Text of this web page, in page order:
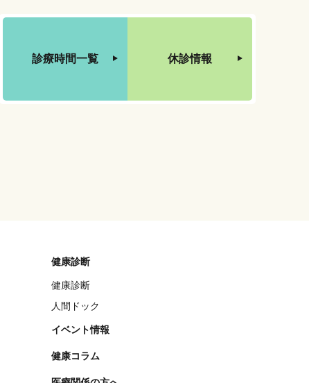
診療時間一覧 休診情報
健康診断
健康診断
人間ドック
イベント情報
健康コラム